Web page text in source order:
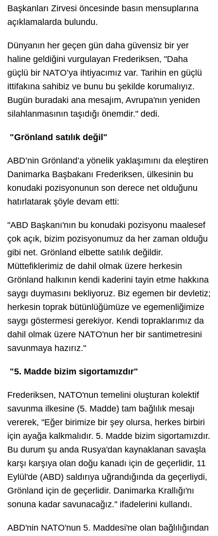
Başkanları Zirvesi öncesinde basın mensuplarına
açıklamalarda bulundu.
Dünyanın her geçen gün daha güvensiz bir yer
haline geldiğini vurgulayan Frederiksen, "Daha
güçlü bir NATO’ya ihtiyacımız var. Tarihin en güçlü
ittifakına sahibiz ve bunu bu şekilde korumalıyız.
Bugün buradaki ana mesajım, Avrupa'nın yeniden
silahlanmasının taşıdığı önemdir." dedi.
"Grönland satılık değil"
ABD’nin Grönland’a yönelik yaklaşımını da eleştiren
Danimarka Başbakanı Frederiksen, ülkesinin bu
konudaki pozisyonunun son derece net olduğunu
hatırlatarak şöyle devam etti:
"ABD Başkanı'nın bu konudaki pozisyonu maalesef
çok açık, bizim pozisyonumuz da her zaman olduğu
gibi net. Grönland elbette satılık değildir.
Müttefiklerimiz de dahil olmak üzere herkesin
Grönland halkının kendi kaderini tayin etme hakkına
saygı duymasını bekliyoruz. Biz egemen bir devletiz;
herkesin toprak bütünlüğümüze ve egemenliğimize
saygı göstermesi gerekiyor. Kendi topraklarımız da
dahil olmak üzere NATO'nun her bir santimetresini
savunmaya hazırız."
"5. Madde bizim sigortamızdır"
Frederiksen, NATO'nun temelini oluşturan kolektif
savunma ilkesine (5. Madde) tam bağlılık mesajı
vererek, "Eğer birimize bir şey olursa, herkes birbiri
için ayağa kalkmalıdır. 5. Madde bizim sigortamızdır.
Bu durum şu anda Rusya'dan kaynaklanan savaşla
karşı karşıya olan doğu kanadı için de geçerlidir, 11
Eylül'de (ABD) saldırıya uğrandığında da geçerliydi,
Grönland için de geçerlidir. Danimarka Krallığı'nı
sonuna kadar savunacağız." ifadelerini kullandı.
ABD'nin NATO'nun 5. Maddesi'ne olan bağlılığından